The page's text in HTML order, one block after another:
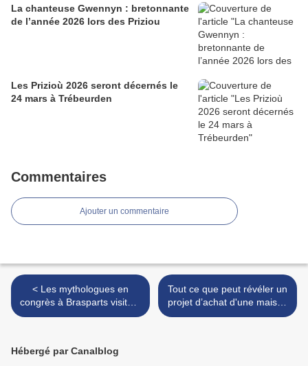
La chanteuse Gwennyn : bretonnante
de l’année 2026 lors des Priziou
Les Prizioù 2026 seront décernés le
24 mars à Trébeurden
Commentaires
Ajouter un commentaire
< Les mythologues en
congrès à Brasparts visitent
les lieux emblématiques de
Tout ce que peut révéler un
projet d’achat d'une maison
en ruine à Dinéault
Hébergé par Canalblog